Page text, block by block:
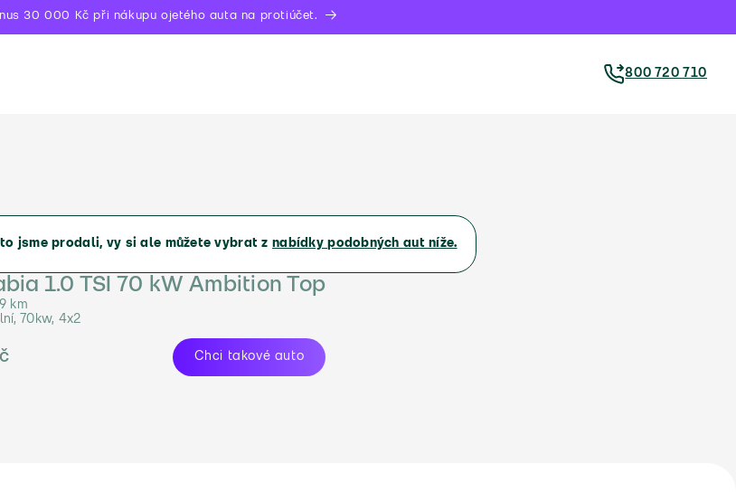
30 000 Kč při nákupu ojetého auta na protiúčet.
800 720 710
jsme prodali, vy si ale můžete vybrat z nabídky podobných aut níže.
1.0 TSI 70 kW Ambition Top
km
70kw, 4x2
Chci takové auto